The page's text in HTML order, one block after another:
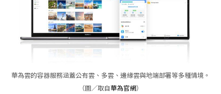
華為雲的容器服務涵蓋公有雲、多雲、邊緣雲與地端部署等多種情境。
（圖／取自華為官網）